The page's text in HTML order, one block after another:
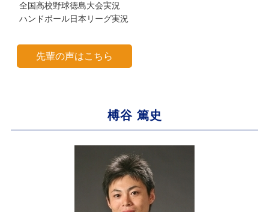
全国高校野球徳島大会実況
ハンドボール日本リーグ実況
先輩の声はこちら
榑谷 篤史